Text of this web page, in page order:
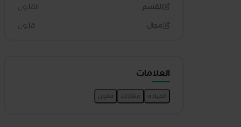
القسم
القانون
مجال
قانون
العلامات